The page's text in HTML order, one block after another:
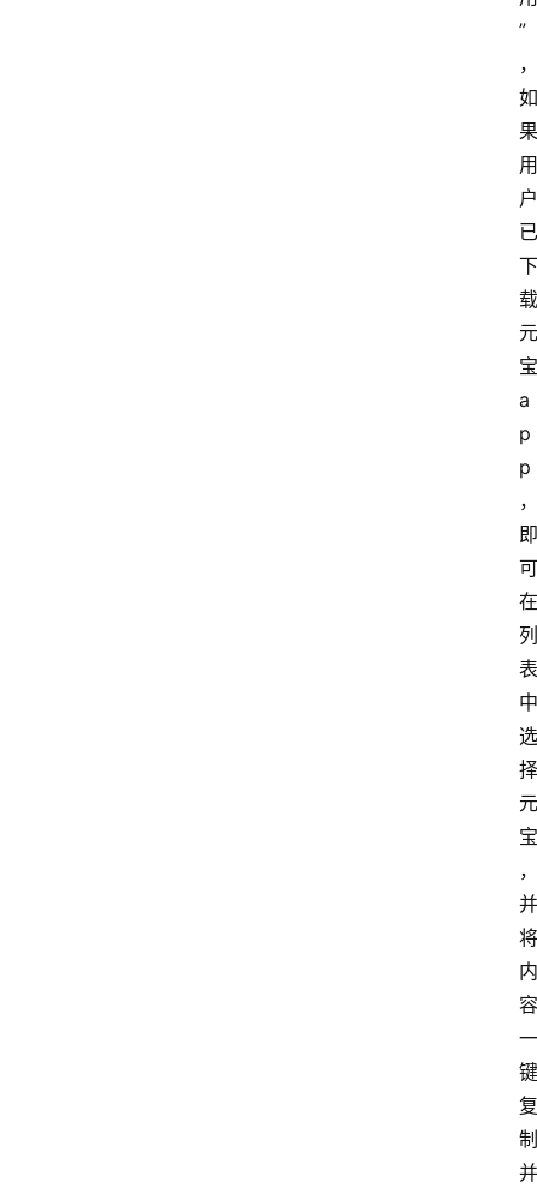
”
，
如
果
用
户
已
下
载
元
宝
a
p
p
，
即
可
在
列
表
中
选
择
元
宝
，
并
将
内
容
一
键
复
制
并